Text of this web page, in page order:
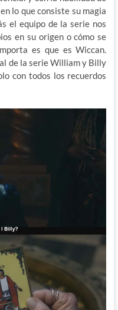
lo que consiste su magia
el equipo de la serie nos
en su origen o cómo se
es que es Wiccan.
de la serie William y Billy
con todos los recuerdos